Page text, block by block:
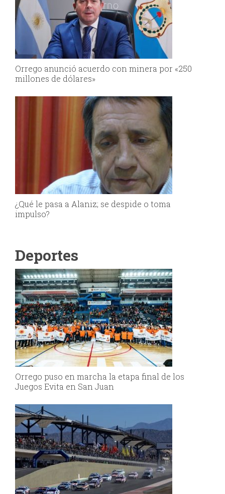
Orrego anunció acuerdo con minera por «250
millones de dólares»
¿Qué le pasa a Alaniz; se despide o toma
impulso?
Deportes
Orrego puso en marcha la etapa final de los
Juegos Evita en San Juan